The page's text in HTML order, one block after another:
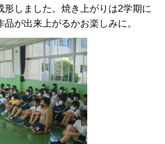
形しました。焼き上がりは2学期に
が出来上がるかお楽しみに。